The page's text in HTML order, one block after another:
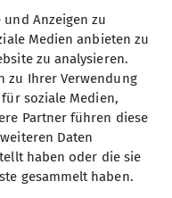
Anzeigen zu
Medien anbieten zu
zu analysieren.
zu Ihrer Verwendung
soziale Medien,
Partner führen diese
Daten
haben oder die sie
gesammelt haben.